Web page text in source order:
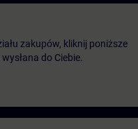
zakupów, kliknij poniższe
do Ciebie.